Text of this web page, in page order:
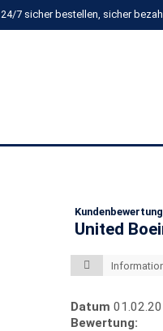
24/7 sicher bestellen, sicher
Kundenbewertung
United
Datum
Bewertung: